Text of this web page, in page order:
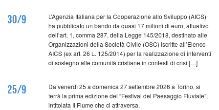
30/9
L’Agenzia Italiana per la Cooperazione allo Sviluppo (AICS)
ha pubblicato un bando da quasi 17 milioni di euro, attuativo
dell’art. 1, comma 287, della Legge 145/2018, destinato alle
Organizzazioni della Società Civile (OSC) iscritte all’Elenco
AICS (ex art. 26 L. 125/2014) per la realizzazione di interventi
di sostegno alle comunità cristiane in contesti di crisi […]
25/9
Da venerdì 25 a domenica 27 settembre 2026 a Torino, si
terrà la prima edizione del “Festival del Paesaggio Fluviale”,
intitolata Il Fiume che ci attraversa.